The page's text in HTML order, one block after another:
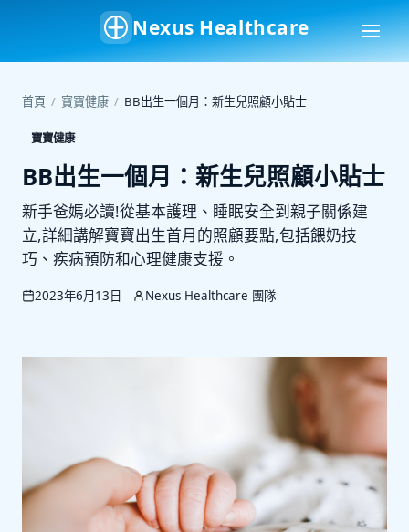
Nexus Healthcare
首頁 / 寶寶健康 / BB出生一個月：新生兒照顧小貼士
寶寶健康
BB出生一個月：新生兒照顧小貼士
新手爸媽必讀!從基本護理、睡眠安全到親子關係建
立,詳細講解寶寶出生首月的照顧要點,包括餵奶技
巧、疾病預防和心理健康支援。
2023年6月13日 Nexus Healthcare 團隊